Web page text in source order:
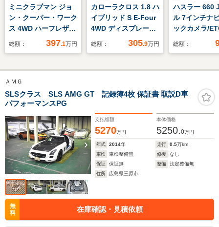
ミニクラブマン ジョ
ン・クーパー・ワーク
ス 4WD ハーフレザー
シート/ヒーター バッ
プディスプレイ ドラ
イビングモード アク
ティブクルコン ヘッ
ドライナーアンスラサ
整備付
総額： 397.1万円
カローラクロス 1.8 ハ
イブリッド S E-Four
4WD ディスプレーオ
ーディオ・パノラミッ
マートキー・トヨタセ
総額： 305.9万円
ハスラー 660
ル 7インチナ
ックカメラ/
席・助手席シ
イト/ディスチ
リングスイッ
シュスタート/
エアコン
総額：
ＡＭＧ
SLSクラス SLS AMG GT 記録簿4枚 保証書 取説D車
パフォーマンスPG
支払総額
5270万円
本体価格
5250.0万円
年式 2014年 走行 0.5万km
車検
車検整備無 修復
なし
保証
保証無 整備
法定整備無
住所
広島県三原市
無
料
在庫確認・見積依頼